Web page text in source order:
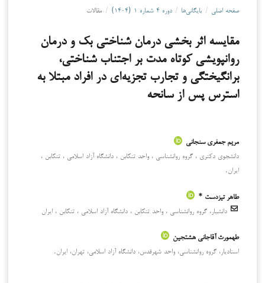
صفحه اصلی / بایگانی‌ها / دوره ۴ شماره ۱ (۱۴۰۴) / مقالات
مقایسه اثر بخشی درمان شناختی بک و درمان
روانپویشی کوتاه مدت بر اجتناب شناختی،
برانگیختگی و تجارب تجزیه‌ای در افراد مبتلا به
استرس پس از سانحه
مریم جعفری سنجانی
دانشجوی دکتری ، گروه روانشناسی ، واحد تنکابن ، دانشگاه آزاد اسلامی ، تنکابن ،
ایران.
طاهر تیزدست *
دانشیار، گروه روانشناسی ، واحد تنکابن ، دانشگاه آزاد اسلامی ، تنکابن ، ایران
طهمورث آقاجانی هشتجین
استادیار، گروه روانشناسی، واحد شهرقدس، دانشگاه آزاد اسلامی، تهران، ایران.